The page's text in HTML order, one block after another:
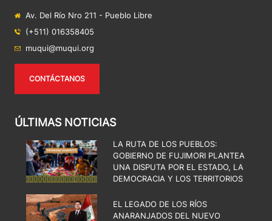
Av. Del Río Nro 211 - Pueblo Libre
(+511) 016358405
muqui@muqui.org
CONTÁCTANOS
ÚLTIMAS NOTICIAS
LA RUTA DE LOS PUEBLOS:
GOBIERNO DE FUJIMORI PLANTEA
UNA DISPUTA POR EL ESTADO, LA
DEMOCRACIA Y LOS TERRITORIOS
EL LEGADO DE LOS RÍOS
ANARANJADOS DEL NUEVO